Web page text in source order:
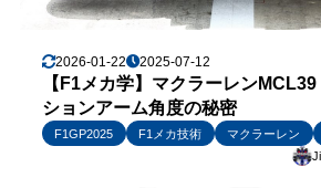
2026-01-22 2025-07-12
【F1メカ学】マクラーレン
ションアーム角度の秘密
F1GP2025 F1メカ技術 マクラーレン